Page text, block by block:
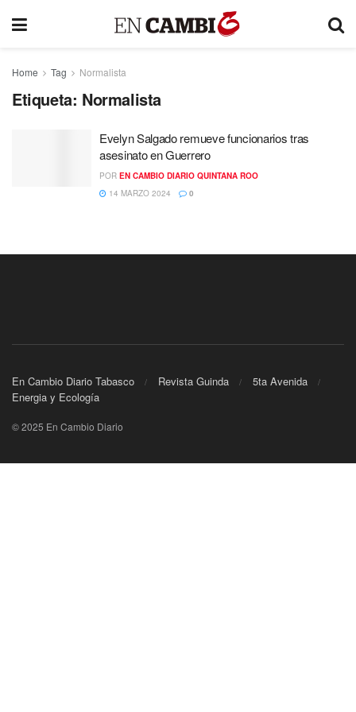
Home Tag Normalista
Etiqueta: Normalista
Evelyn Salgado remueve funcionarios tras
asesinato en Guerrero
POR EN CAMBIO DIARIO QUINTANA ROO
14 MARZO 2024
0
En Cambio Diario Tabasco Revista Guinda
5ta Avenida
Energia y Ecología
© 2025 En Cambio Diario